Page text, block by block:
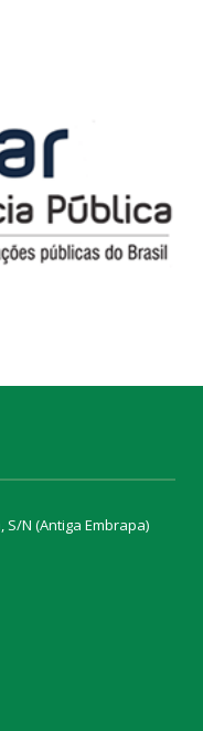
N (Antiga Embrapa)